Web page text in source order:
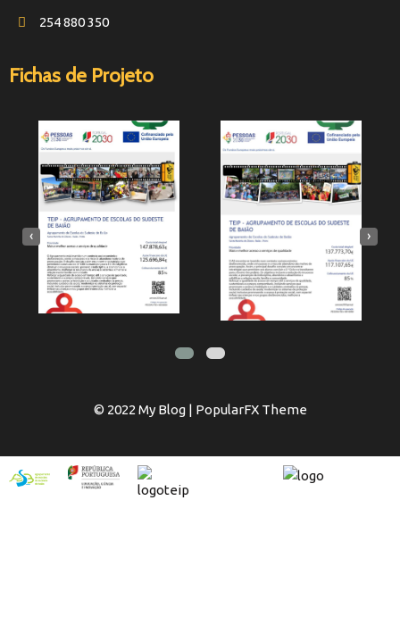
254 880 350
Fichas de Projeto
‹ ›
© 2022 My Blog | PopularFX Theme